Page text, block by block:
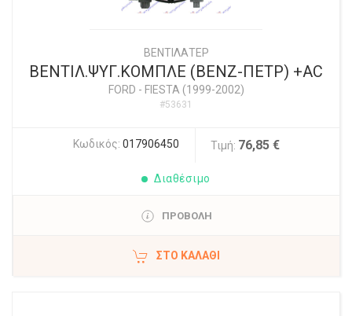
ΒΕΝΤΙΛΑΤΕΡ
BEΝΤΙΛ.ΨΥΓ.ΚΟΜΠΛΕ (BENZ-ΠΕΤΡ) +AC
FORD - FIESTA (1999-2002)
#53631
Κωδικός: 017906450 Τιμή: 76,85 €
Διαθέσιμο
ΠΡΟΒΟΛΗ
ΣΤΟ ΚΑΛΆΘΙ